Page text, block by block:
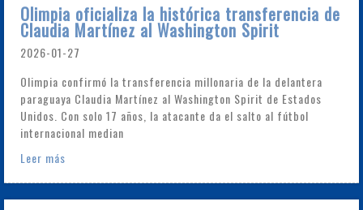
Olimpia oficializa la histórica transferencia de
Claudia Martínez al Washington Spirit
2026-01-27
Olimpia confirmó la transferencia millonaria de la delantera
paraguaya Claudia Martínez al Washington Spirit de Estados
Unidos. Con solo 17 años, la atacante da el salto al fútbol
internacional median
Leer más